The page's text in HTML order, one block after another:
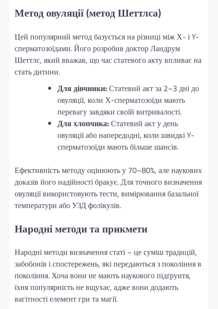
Метод овуляції (метод Шеттлса)
Цей популярний метод базується на різниці між Х- і Y-
сперматозоїдами. Його розробив доктор Ландрум
Шеттлс, який вважав, що час статевого акту впливає на
стать дитини.
Для дівчинки:Статевий акт за 2–3 дні до
овуляції, коли Х-сперматозоїди мають
перевагу завдяки своїй витривалості.
Для хлопчика:Статевий акт у день
овуляції або напередодні, коли швидкі Y-
сперматозоїди мають більше шансів.
Ефективність методу оцінюють у 70–80%, але наукових
доказів його надійності бракує. Для точного визначення
овуляції використовують тести, вимірювання базальної
температури або УЗД фолікулів.
Народні методи та прикмети
Народні методи визначення статі – це суміш традицій,
забобонів і спостережень, які передаються з покоління в
покоління. Хоча вони не мають наукового підґрунтя,
їхня популярність не вщухає, адже вони додають
вагітності елемент гри та магії.